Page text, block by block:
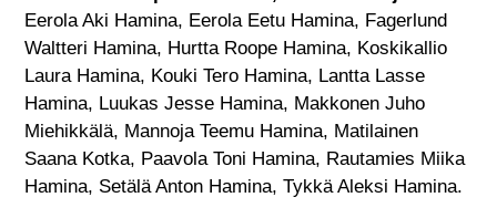
Eerola Aki Hamina, Eerola Eetu Hamina, Fagerlund
Waltteri Hamina, Hurtta Roope Hamina, Koskikallio
Laura Hamina, Kouki Tero Hamina, Lantta Lasse
Hamina, Luukas Jesse Hamina, Makkonen Juho
Miehikkälä, Mannoja Teemu Hamina, Matilainen
Saana Kotka, Paavola Toni Hamina, Rautamies Miika
Hamina, Setälä Anton Hamina, Tykkä Aleksi Hamina.